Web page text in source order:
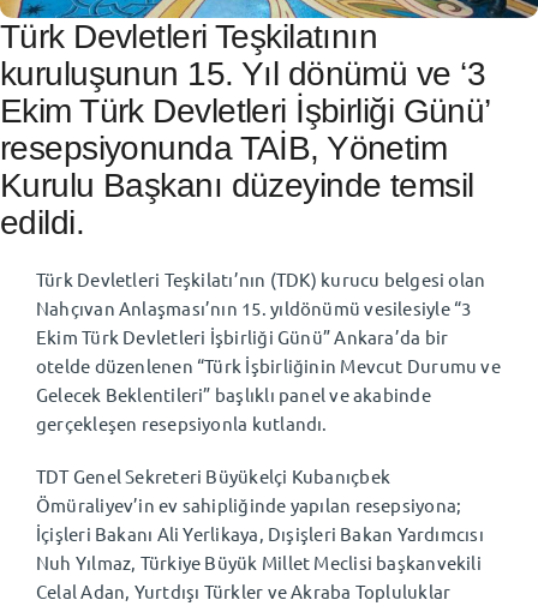
Türk Devletleri Teşkilatının
kuruluşunun 15. Yıl dönümü ve ‘3
Ekim Türk Devletleri İşbirliği Günü’
resepsiyonunda TAİB, Yönetim
Kurulu Başkanı düzeyinde temsil
edildi.
Türk Devletleri Teşkilatı’nın (TDK) kurucu belgesi olan
Nahçıvan Anlaşması’nın 15. yıldönümü vesilesiyle “3
Ekim Türk Devletleri İşbirliği Günü” Ankara’da bir
otelde düzenlenen “Türk İşbirliğinin Mevcut Durumu ve
Gelecek Beklentileri” başlıklı panel ve akabinde
gerçekleşen resepsiyonla kutlandı.
TDT Genel Sekreteri Büyükelçi Kubanıçbek
Ömüraliyev’in ev sahipliğinde yapılan resepsiyona;
İçişleri Bakanı Ali Yerlikaya, Dışişleri Bakan Yardımcısı
Nuh Yılmaz, Türkiye Büyük Millet Meclisi başkanvekili
Celal Adan, Yurtdışı Türkler ve Akraba Topluluklar